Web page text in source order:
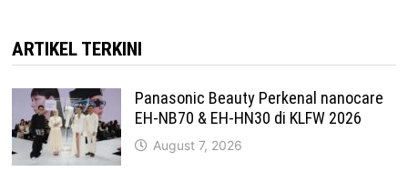
ARTIKEL TERKINI
Panasonic Beauty Perkenal nanocare
EH-NB70 & EH-HN30 di KLFW 2026
August 7, 2026